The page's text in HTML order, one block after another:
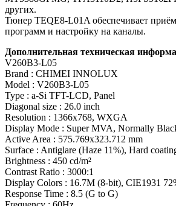
других.
Тюнер TEQE8-L01A обеспечивает
программ и настройку на каналы.
Дополнительная техническая
V260B3-L05
Brand : CHIMEI INNOLUX
Model : V260B3-L05
Type : a-Si TFT-LCD, Panel
Diagonal size : 26.0 inch
Resolution : 1366x768, WXGA
Display Mode : Super MVA, Normally
Active Area : 575.769x323.712 mm
Surface : Antiglare (Haze 11%), Hard
Brightness : 450 cd/m²
Contrast Ratio : 3000:1
Display Colors : 16.7M (8-bit), CIE1931
Response Time : 8.5 (G to G)